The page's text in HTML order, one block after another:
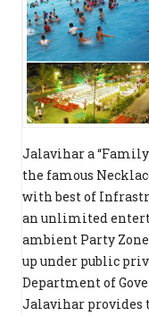
Jalavihar a
the famous
with best of
an unlimited
ambient Party
up under public
Department of
Jalavihar provides